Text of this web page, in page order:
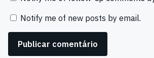
Notify me of new posts by email.